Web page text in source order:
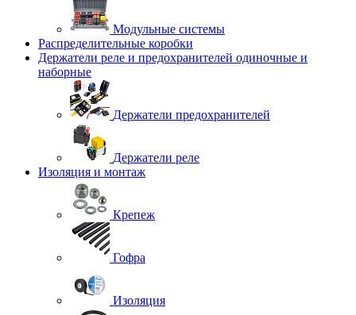
Модульные системы
Распределительные коробки
Держатели реле и предохранителей одиночные и
наборные
Держатели предохранителей
Держатели реле
Изоляция и монтаж
Крепеж
Гофра
Изоляция